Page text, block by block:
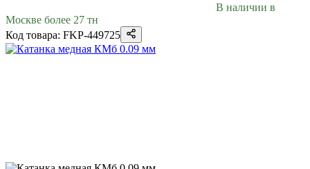
В наличии в
Москве более 27 тн
Код товара: FKP-449725